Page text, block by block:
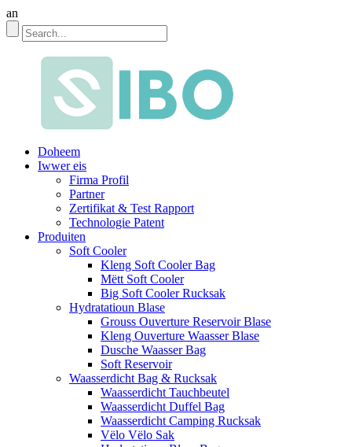
an
Doheem
Iwwer eis
Firma Profil
Partner
Zertifikat & Test Rapport
Technologie Patent
Produiten
Soft Cooler
Kleng Soft Cooler Bag
Mëtt Soft Cooler
Big Soft Cooler Rucksak
Hydratatioun Blase
Grouss Ouverture Reservoir Blase
Kleng Ouverture Waasser Blase
Dusche Waasser Bag
Soft Reservoir
Waasserdicht Bag & Rucksak
Waasserdicht Tauchbeutel
Waasserdicht Duffel Bag
Waasserdicht Camping Rucksak
Vëlo Vëlo Sak